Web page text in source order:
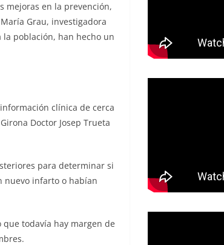
mejoras en la prevención,
Grau, investigadora
población, han hecho un
clínica de cerca
Doctor Josep Trueta
para determinar si
nuevo infarto o habían
todavía hay margen de